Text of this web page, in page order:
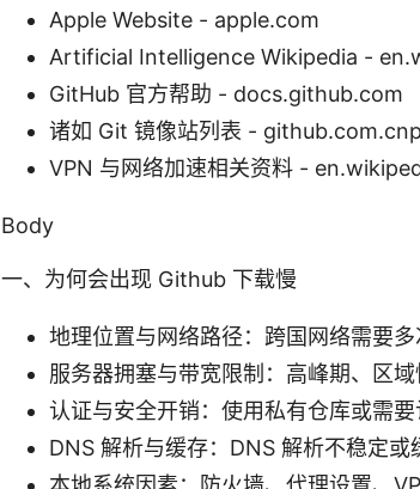
Apple Website - apple.com
Artificial Intelligence Wikipedia -
GitHub 官方帮助 - docs.github.com
诸如 Git 镜像站列表 -
VPN 与网络加速相关资料 -
Body
一、为何会出现 Github 下载慢
地理位置与网络路径：跨国网络需要
服务器拥塞与带宽限制：高峰期、区域
认证与安全开销：使用私有仓库或需
DNS 解析与缓存：DNS 解析不稳定或